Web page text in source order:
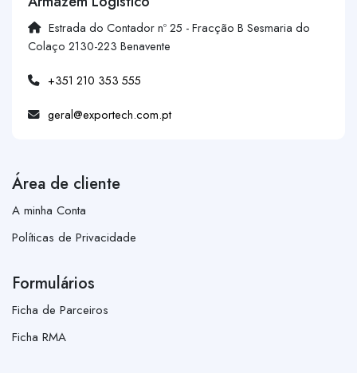
Estrada do Contador nº 25 - Fracção B Sesmaria do
Colaço 2130-223 Benavente
+351 210 353 555
geral@exportech.com.pt
Área de cliente
A minha Conta
Políticas de Privacidade
Formulários
Ficha de Parceiros
Ficha RMA